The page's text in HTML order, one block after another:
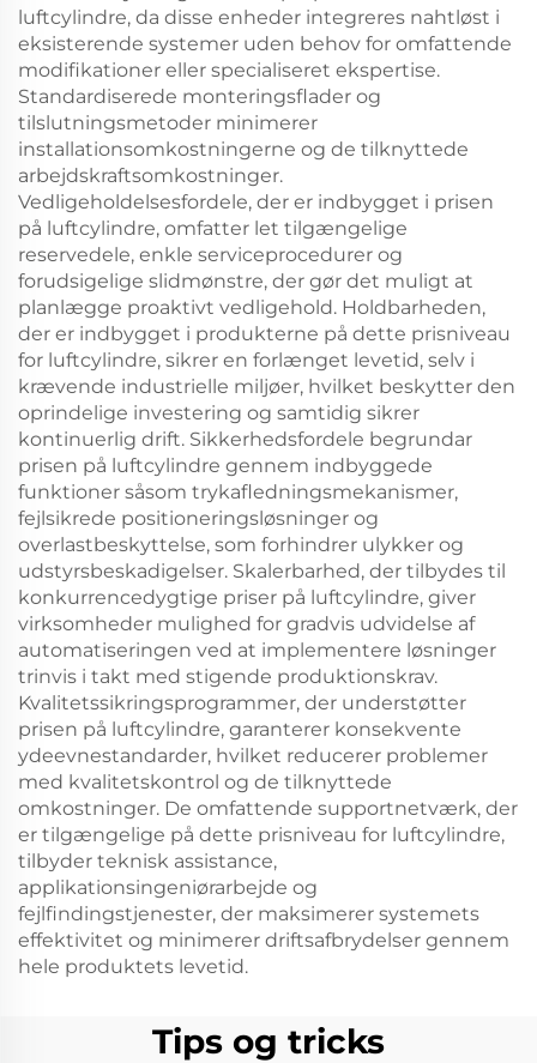
luftcylindre, da disse enheder integreres nahtløst i
eksisterende systemer uden behov for omfattende
modifikationer eller specialiseret ekspertise.
Standardiserede monteringsflader og
tilslutningsmetoder minimerer
installationsomkostningerne og de tilknyttede
arbejdskraftsomkostninger.
Vedligeholdelsesfordele, der er indbygget i prisen
på luftcylindre, omfatter let tilgængelige
reservedele, enkle serviceprocedurer og
forudsigelige slidmønstre, der gør det muligt at
planlægge proaktivt vedligehold. Holdbarheden,
der er indbygget i produkterne på dette prisniveau
for luftcylindre, sikrer en forlænget levetid, selv i
krævende industrielle miljøer, hvilket beskytter den
oprindelige investering og samtidig sikrer
kontinuerlig drift. Sikkerhedsfordele begrundar
prisen på luftcylindre gennem indbyggede
funktioner såsom trykafledningsmekanismer,
fejlsikrede positioneringsløsninger og
overlastbeskyttelse, som forhindrer ulykker og
udstyrsbeskadigelser. Skalerbarhed, der tilbydes til
konkurrencedygtige priser på luftcylindre, giver
virksomheder mulighed for gradvis udvidelse af
automatiseringen ved at implementere løsninger
trinvis i takt med stigende produktionskrav.
Kvalitetssikringsprogrammer, der understøtter
prisen på luftcylindre, garanterer konsekvente
ydeevnestandarder, hvilket reducerer problemer
med kvalitetskontrol og de tilknyttede
omkostninger. De omfattende supportnetværk, der
er tilgængelige på dette prisniveau for luftcylindre,
tilbyder teknisk assistance,
applikationsingeniørarbejde og
fejlfindingstjenester, der maksimerer systemets
effektivitet og minimerer driftsafbrydelser gennem
hele produktets levetid.
Tips og tricks